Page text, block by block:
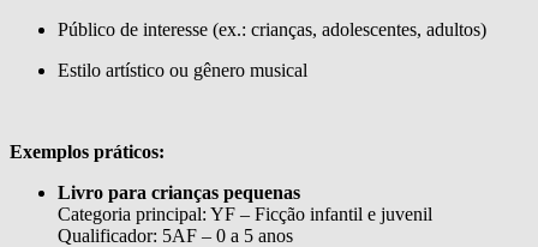
Público de interesse (ex.: crianças, adolescentes, adultos)
Estilo artístico ou gênero musical
Exemplos práticos:
Livro para crianças pequenas
Categoria principal: YF – Ficção infantil e juvenil
Qualificador: 5AF – 0 a 5 anos